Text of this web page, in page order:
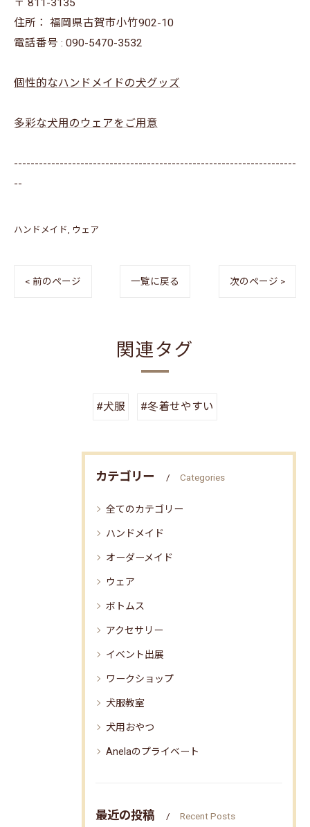
〒 811-3135
住所： 福岡県古賀市小竹902-10
電話番号 : 090-5470-3532
個性的なハンドメイドの犬グッズ
多彩な犬用のウェアをご用意
--------------------------------------------------------------------
--
ハンドメイド ウェア
< 前のページ 一覧に戻る 次のページ >
関連タグ
#犬服 #冬着せやすい
カテゴリー Categories
全てのカテゴリー
ハンドメイド
オーダーメイド
ウェア
ボトムス
アクセサリー
イベント出展
ワークショップ
犬服教室
犬用おやつ
Anelaのプライベート
最近の投稿 Recent Posts